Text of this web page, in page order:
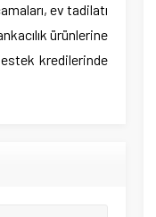
ev tadi­latı
ürünlerine
kredilerinde